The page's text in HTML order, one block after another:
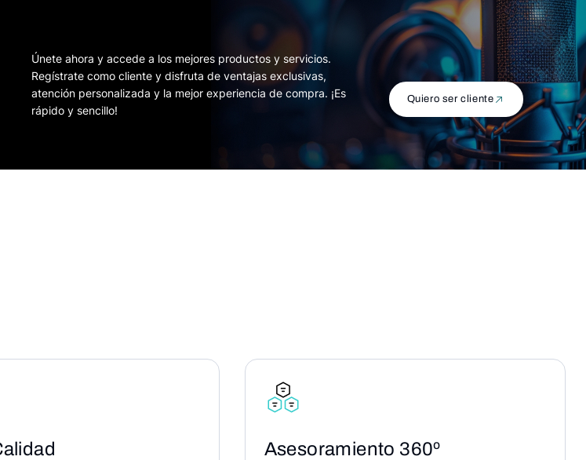
Únete ahora y accede a los mejores productos y servicios.
Regístrate como cliente y disfruta de ventajas exclusivas,
atención personalizada y la mejor experiencia de compra. ¡Es
rápido y sencillo!
Quiero ser cliente
Asesoramiento 360º